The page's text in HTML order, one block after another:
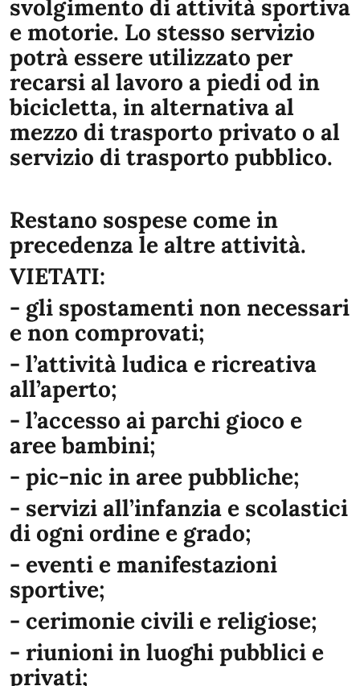
svolgimento di attività sportiva
e motorie. Lo stesso servizio
potrà essere utilizzato per
recarsi al lavoro a piedi od in
bicicletta, in alternativa al
mezzo di trasporto privato o al
servizio di trasporto pubblico.
Restano sospese come in
precedenza le altre attività.
VIETATI:
- gli spostamenti non necessari
e non comprovati;
- l’attività ludica e ricreativa
all’aperto;
- l’accesso ai parchi gioco e
aree bambini;
- pic-nic in aree pubbliche;
- servizi all’infanzia e scolastici
di ogni ordine e grado;
- eventi e manifestazioni
sportive;
- cerimonie civili e religiose;
- riunioni in luoghi pubblici e
privati;